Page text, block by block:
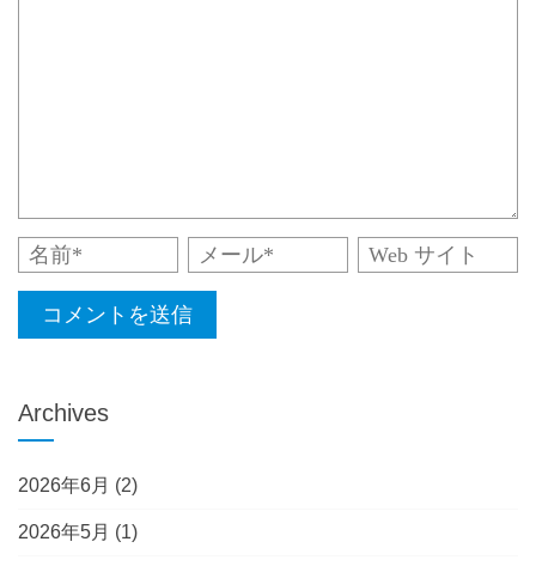
Archives
2026年6月 (2)
2026年5月 (1)